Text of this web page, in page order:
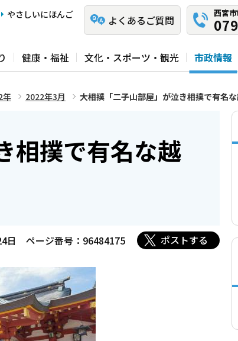
やさしいにほんご よくあるご質問
西宮
健康・福祉 文化・スポーツ・観光 市政情報
年 2022年3月 大相撲「二子山部屋」が泣き相撲で有名
相撲で有名な越
日 ページ番号：96484175 ポストする